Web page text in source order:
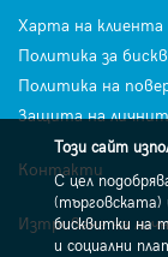
Харта на клиента
Политика за
Политика на
Защита на
Контакти
Изтриване на
Този сайт
С цел
(търговската)
бисквитки на
и социални